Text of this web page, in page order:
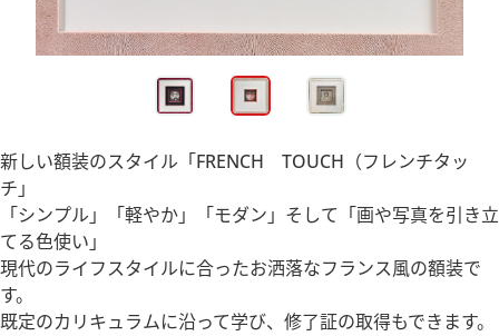
新しい額装のスタイル「FRENCH TOUCH（フレンチタッ
チ」
「シンプル」「軽やか」「モダン」そして「画や写真を引き立
てる色使い」
現代のライフスタイルに合ったお洒落なフランス風の額装で
す。
既定のカリキュラムに沿って学び、修了証の取得もできます。